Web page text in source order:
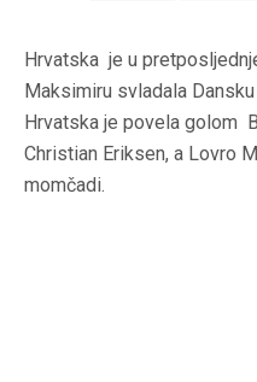
Hrvatska je u
Maksimiru svladala
Hrvatska je povela golom
Christian Eriksen, a Lovro
momčadi.